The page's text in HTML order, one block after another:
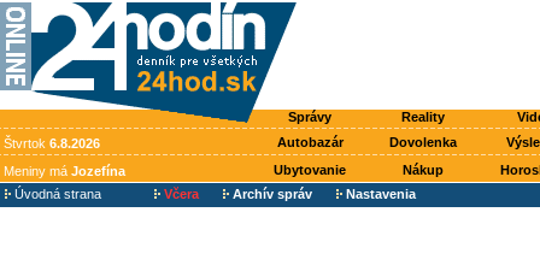
Správy Reality
Štvrtok 6.8.2026 Autobazár Dovolenka
Meniny má Jozefína Ubytovanie Nákup
Úvodná strana
Včera Archív správ Nastavenia